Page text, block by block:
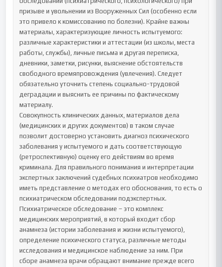
призыве и увольнении из Вооруженных Сил (особенно если
это привело к комиссованию по болезни). Крайне важны
материалы, характеризующие личность испытуемого:
различные характеристики и аттестации (из школы, места
работы, службы), личные письма и другая переписка,
дневники, заметки, рисунки, выяснение обстоятельств
свободного времяпровождения (увлечения). Следует
обязательно уточнить степень социально-трудовой
деградации и выяснить ее причины по фактическому
материалу.
Совокупность клинических данных, материалов дела
(медицинских и других документов) в таком случае
позволит достоверно установить диагноз психического
заболевания у испытуемого и дать соответствующую
(ретроспективную) оценку его действиям во время
криминала. Для правильного понимания и интерпретации
экспертных заключений судебных психиатров необходимо
иметь представление о методах его обоснования, то есть о
психиатрическом обследовании подэкспертных.
Психиатрическое обследование – это комплекс
медицинских мероприятий, в который входит сбор
анамнеза (истории заболевания и жизни испытуемого),
определение психического статуса, различные методы
исследования и медицинское наблюдение за ним. При
сборе анамнеза врачи обращают внимание прежде всего